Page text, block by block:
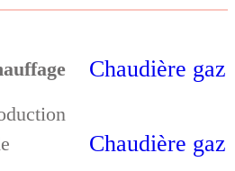
Chaudière gaz
Chaudière gaz